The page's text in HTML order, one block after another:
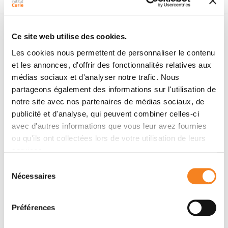
Ce site web utilise des cookies.
Les cookies nous permettent de personnaliser le contenu
et les annonces, d'offrir des fonctionnalités relatives aux
médias sociaux et d'analyser notre trafic. Nous
partageons également des informations sur l'utilisation de
notre site avec nos partenaires de médias sociaux, de
publicité et d'analyse, qui peuvent combiner celles-ci
avec d'autres informations que vous leur avez fournies
ou qu'ils ont collectées lors de votre utilisation de leurs
Nécessaires
Préférences
Auteurs
Robert Jackson, Bruce A. Rosa, Sonia Lameiras, Sean
Cuninghame, Josee Bernard, Wely B. Floriano, Paul F.
Lambert, Alain Nicolas, Ingeborg Zehbe
Membres